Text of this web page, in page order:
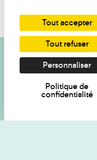
Je
Inscrivez-
Tout accepter
Tout refuser
Personnaliser
Politique de
confidentialité